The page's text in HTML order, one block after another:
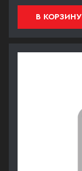
В КОРЗИНУ